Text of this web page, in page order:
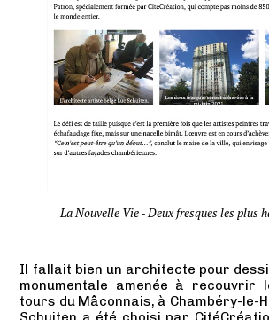
Il fallait bien un architecte pour
monumentale amenée à recouvrir
tours du Mâconnais, à Chambéry-le-
La Nouvelle Vie - Deux fresques les plus